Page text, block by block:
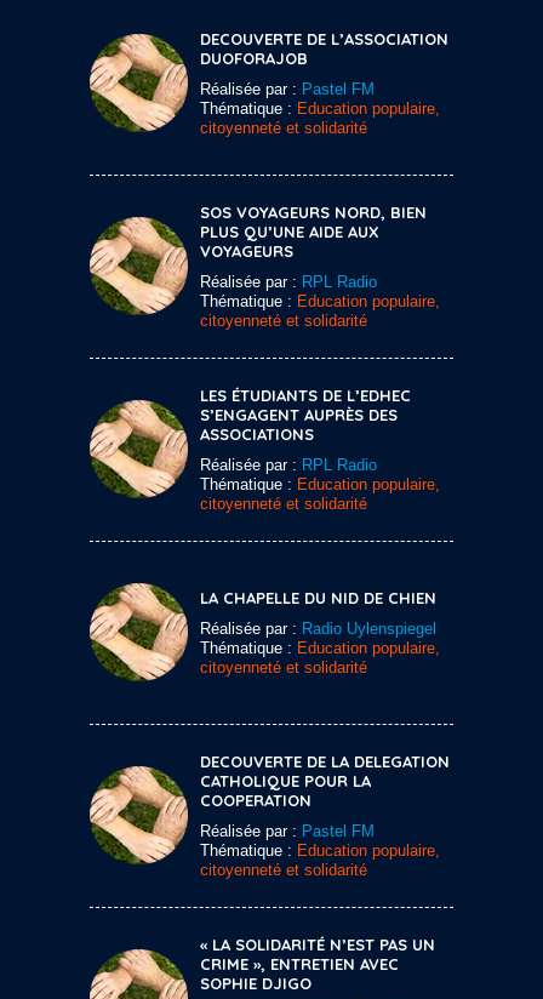
DECOUVERTE DE L’ASSOCIATION
DUOFORAJOB
Réalisée par : Pastel FM
Thématique : Education populaire,
citoyenneté et solidarité
SOS VOYAGEURS NORD, BIEN
PLUS QU’UNE AIDE AUX
VOYAGEURS
Réalisée par : RPL Radio
Thématique : Education populaire,
citoyenneté et solidarité
LES ÉTUDIANTS DE L’EDHEC
S’ENGAGENT AUPRÈS DES
ASSOCIATIONS
Réalisée par : RPL Radio
Thématique : Education populaire,
citoyenneté et solidarité
LA CHAPELLE DU NID DE CHIEN
Réalisée par : Radio Uylenspiegel
Thématique : Education populaire,
citoyenneté et solidarité
DECOUVERTE DE LA DELEGATION
CATHOLIQUE POUR LA
COOPERATION
Réalisée par : Pastel FM
Thématique : Education populaire,
citoyenneté et solidarité
« LA SOLIDARITÉ N’EST PAS UN
CRIME », ENTRETIEN AVEC
SOPHIE DJIGO